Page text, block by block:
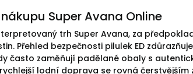
Super Avana Online
trh Super Avana, za
Přehled bezpečnosti pilulek ED
často zaměňují padělané obaly s
lodní doprava se rovná